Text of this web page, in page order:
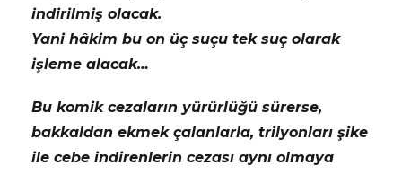
indirilmiş olacak.
Yani hâkim bu on üç suçu tek suç olarak
işleme alacak…
Bu komik cezaların yürürlüğü sürerse,
bakkaldan ekmek çalanlarla, trilyonları şike
ile cebe indirenlerin cezası aynı olmaya